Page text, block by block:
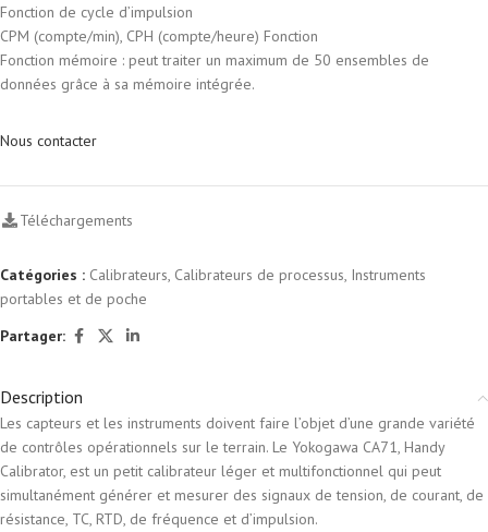
Fonction de cycle d’impulsion
CPM (compte/min), CPH (compte/heure) Fonction
Fonction mémoire : peut traiter un maximum de 50 ensembles de
données grâce à sa mémoire intégrée.
Nous contacter
Téléchargements
Catégories : Calibrateurs Calibrateurs de processus Instruments
portables et de poche
Partager:
Description
Les capteurs et les instruments doivent faire l’objet d’une grande variété
de contrôles opérationnels sur le terrain. Le Yokogawa CA71, Handy
Calibrator, est un petit calibrateur léger et multifonctionnel qui peut
simultanément générer et mesurer des signaux de tension, de courant, de
résistance, TC, RTD, de fréquence et d’impulsion.